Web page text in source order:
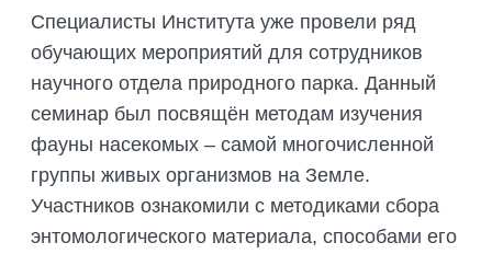
Специалисты Института уже провели ряд
обучающих мероприятий для сотрудников
научного отдела природного парка. Данный
семинар был посвящён методам изучения
фауны насекомых – самой многочисленной
группы живых организмов на Земле.
Участников ознакомили с методиками сбора
энтомологического материала, способами его